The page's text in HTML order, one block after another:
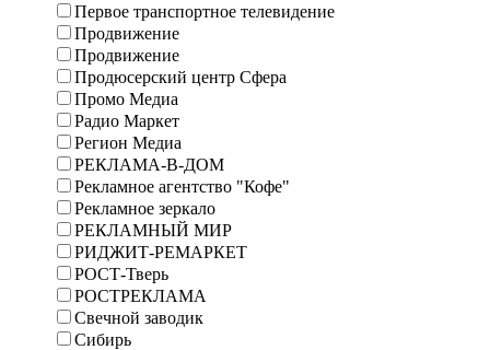
Первое транспортное телевидение
Продвижение
Продвижение
Продюсерский центр Сфера
Промо Медиа
Радио Маркет
Регион Медиа
РЕКЛАМА-В-ДОМ
Рекламное агентство "Кофе"
Рекламное зеркало
РЕКЛАМНЫЙ МИР
РИДЖИТ-РЕМАРКЕТ
РОСТ-Тверь
РОСТРЕКЛАМА
Свечной заводик
Сибирь